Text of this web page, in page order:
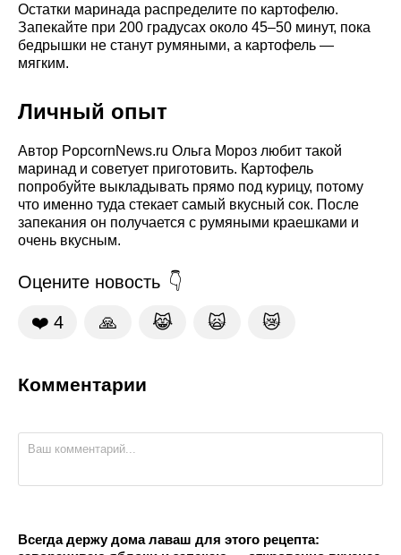
Остатки маринада распределите по картофелю.
Запекайте при 200 градусах около 45–50 минут, пока
бедрышки не станут румяными, а картофель —
мягким.
Личный опыт
Автор PopcornNews.ru Ольга Мороз любит такой
маринад и советует приготовить. Картофель
попробуйте выкладывать прямо под курицу, потому
что именно туда стекает самый вкусный сок. После
запекания он получается с румяными краешками и
очень вкусным.
Оцените новость
❤️ 4 🙏 😹 🙀 😿
Комментарии
Всегда держу дома лаваш для этого рецепта: